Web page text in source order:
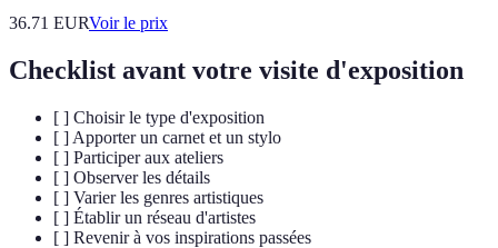
36.71 EURVoir le prix
Checklist avant votre visite d'exposition
[ ] Choisir le type d'exposition
[ ] Apporter un carnet et un stylo
[ ] Participer aux ateliers
[ ] Observer les détails
[ ] Varier les genres artistiques
[ ] Établir un réseau d'artistes
[ ] Revenir à vos inspirations passées